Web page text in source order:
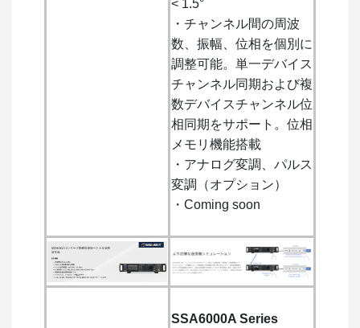
< 1.5°
・チャンネル間の周波
数、振幅、位相を個別に
調整可能。単一デバイス
チャンネル同期および複
数デバイスチャンネル位
相同期をサポート。位相
メモリ機能搭載
・アナログ変調、パルス
変調（オプション）
・Coming soon
SSA6000A Series